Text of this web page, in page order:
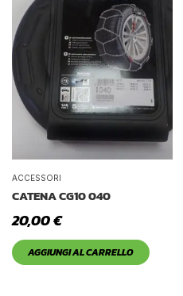
Parti meccaniche
Ponte
Spray
Deghiacciante
In offerta
ACCESSORI
CATENA CG10 040
20,00€
AGGIUNGI AL CARRELLO